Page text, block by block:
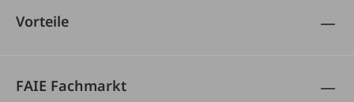
Vorteile
FAIE Fachmarkt